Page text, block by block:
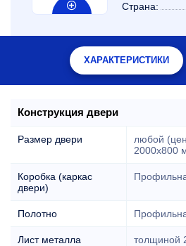
Страна:
ХАРАКТЕРИСТИКИ
Конструкция двери
Размер двери
любой
2000x800
Коробка (каркас
двери)
Полотно
Лист металла толщиной